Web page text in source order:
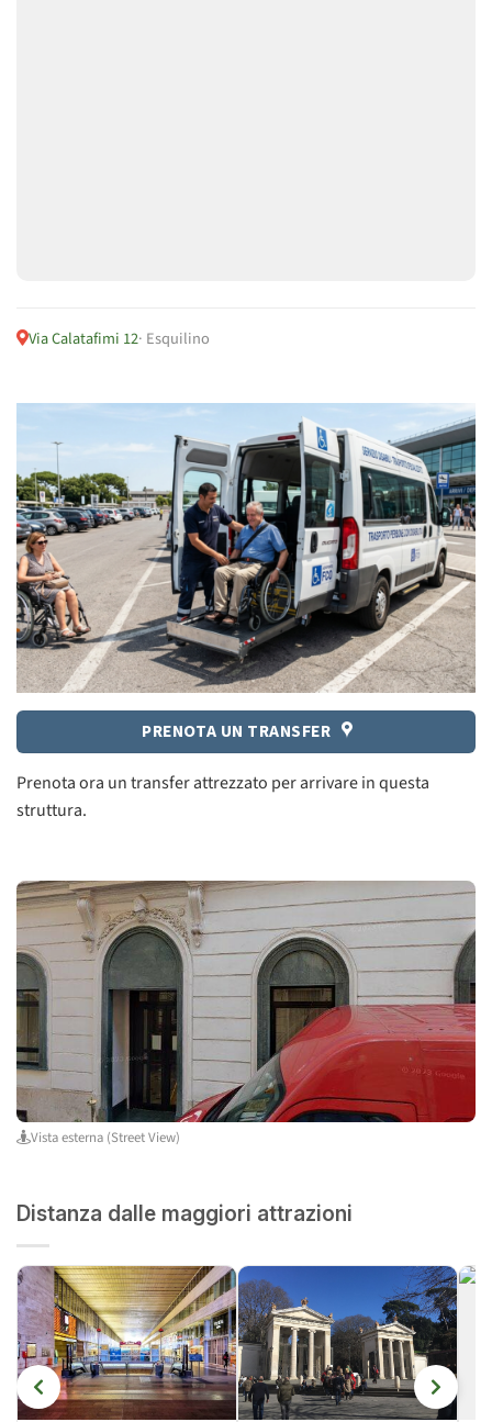
Via Calatafimi 12· Esquilino
PRENOTA UN TRANSFER
Prenota ora un transfer attrezzato per arrivare in questa
struttura.
Vista esterna (Street View)
Distanza dalle maggiori attrazioni